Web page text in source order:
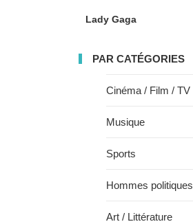
Lady Gaga
PAR CATÉGORIES
Cinéma / Film / TV
Musique
Sports
Hommes politiques
Art / Littérature